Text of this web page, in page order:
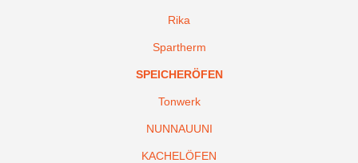
Rika
Spartherm
SPEICHERÖFEN
Tonwerk
NUNNAUUNI
KACHELÖFEN